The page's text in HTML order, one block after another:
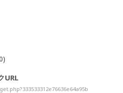
URL